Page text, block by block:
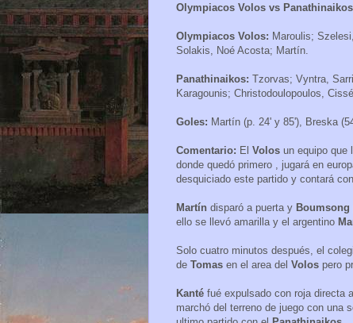
Olympiacos Volos vs
Olympiacos Volos: Maroulis;
Solakis, Noé Acosta; Martín.
Panathinaikos: Tzorvas; Vyntra,
Karagounis; Christodoulopoulos,
Goles: Martín (p. 24' y 85'), Breska
Comentario: El Volos un equipo que
donde quedó primero , jugará en
desquiciado este partido y contará
Martín disparó a puerta y Boumsong
ello se llevó amarilla y el argentino
Solo cuatro minutos después, el
de Tomas en el area del Volos pero
Kanté fué expulsado con roja directa
marchó del terreno de juego con una